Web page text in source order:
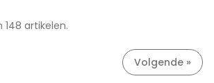
148 artikelen.
Volgende »